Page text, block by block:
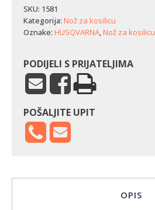
Rider
175/175AWD/15V2T
C103
količina
SKU: 1581
Kategorija: Nož za kosilicu
Oznake: HUSQVARNA,Nož za kosilicu
PODIJELI S PRIJATELJIMA
POŠALJITE UPIT
OPIS